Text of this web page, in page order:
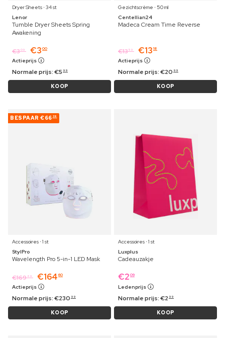
Dryer Sheets ⋅ 34 st
Lenor
Tumble Dryer Sheets Spring
Awakening
€309 €3 00
Actieprijs
Normale prijs:€5 99
KOOP
Gezichtscrème ⋅ 50 ml
Centellian24
Madeca Cream Time Reverse
€1359 €13 18
Actieprijs
Normale prijs:€20 99
KOOP
BESPAAR €66 39
Accessoires ⋅ 1 st
StylPro
Wavelength Pro 5-in-1 LED Mask
€169 69 €164 60
Actieprijs
Normale prijs:€230 99
KOOP
Accessoires ⋅ 1 st
Luxplus
Cadeauzakje
€2 09
Ledenprijs
Normale prijs:€2 99
KOOP